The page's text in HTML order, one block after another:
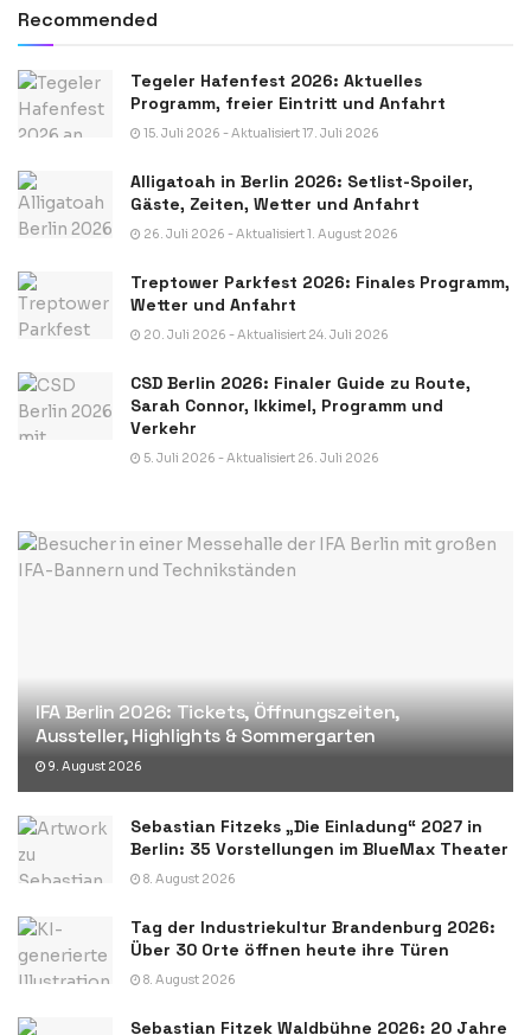
Recommended
Tegeler Hafenfest 2026: Aktuelles
Programm, freier Eintritt und Anfahrt
15. Juli 2026 - Aktualisiert 17. Juli 2026
Alligatoah in Berlin 2026: Setlist-Spoiler,
Gäste, Zeiten, Wetter und Anfahrt
26. Juli 2026 - Aktualisiert 1. August 2026
Treptower Parkfest 2026: Finales Programm,
Wetter und Anfahrt
20. Juli 2026 - Aktualisiert 24. Juli 2026
CSD Berlin 2026: Finaler Guide zu Route,
Sarah Connor, Ikkimel, Programm und
Verkehr
5. Juli 2026 - Aktualisiert 26. Juli 2026
IFA Berlin 2026: Tickets, Öffnungszeiten,
Aussteller, Highlights & Sommergarten
9. August 2026
Sebastian Fitzeks „Die Einladung“ 2027 in
Berlin: 35 Vorstellungen im BlueMax Theater
8. August 2026
Tag der Industriekultur Brandenburg 2026:
Über 30 Orte öffnen heute ihre Türen
8. August 2026
Sebastian Fitzek Waldbühne 2026: 20 Jahre